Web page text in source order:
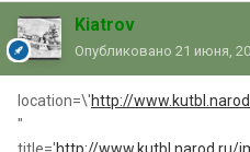
Kiatrov
Опубликовано 21 июня,
location=\'http://
"